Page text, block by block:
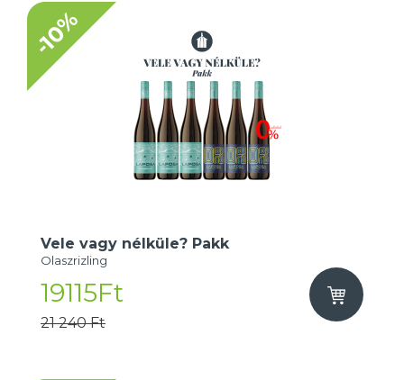
-10%
Vele vagy nélküle? Pakk
Olaszrizling
19115Ft
21 240 Ft